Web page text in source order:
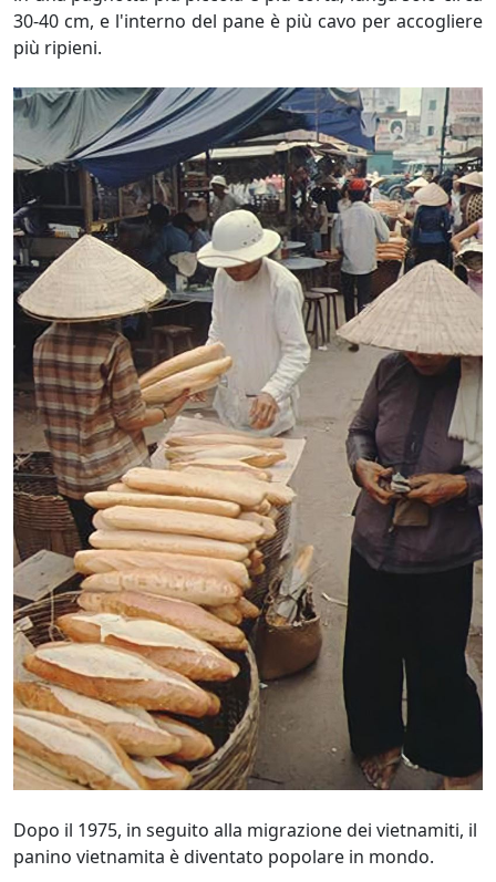
30-40 cm, e l'interno del pane è più cavo per accogliere
più ripieni.
Dopo il 1975, in seguito alla migrazione dei vietnamiti, il
panino vietnamita è diventato popolare in mondo.